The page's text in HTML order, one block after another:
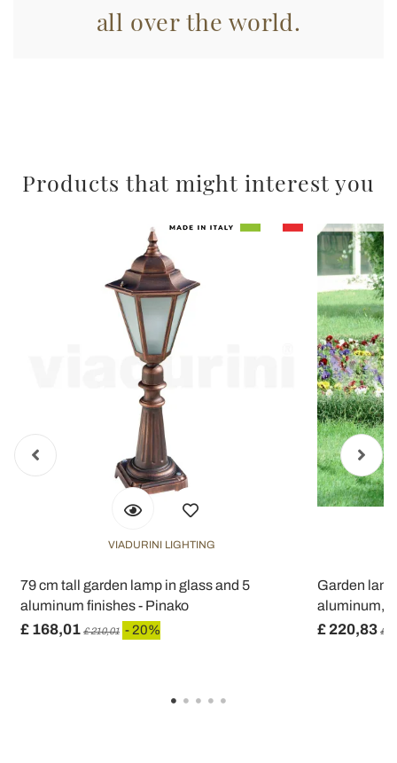
raccolto dal suo utilizzo dei loro servizi.
all over the world.
Products that might interest you
VIADURINI LIGHTING
79 cm tall garden lamp in glass and 5
aluminum finishes - Pinako
£ 168,01 £ 210,01 - 20%
Garden
aluminum,
£ 220,83 £